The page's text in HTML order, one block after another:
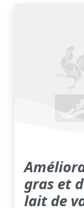
gras et
lait de